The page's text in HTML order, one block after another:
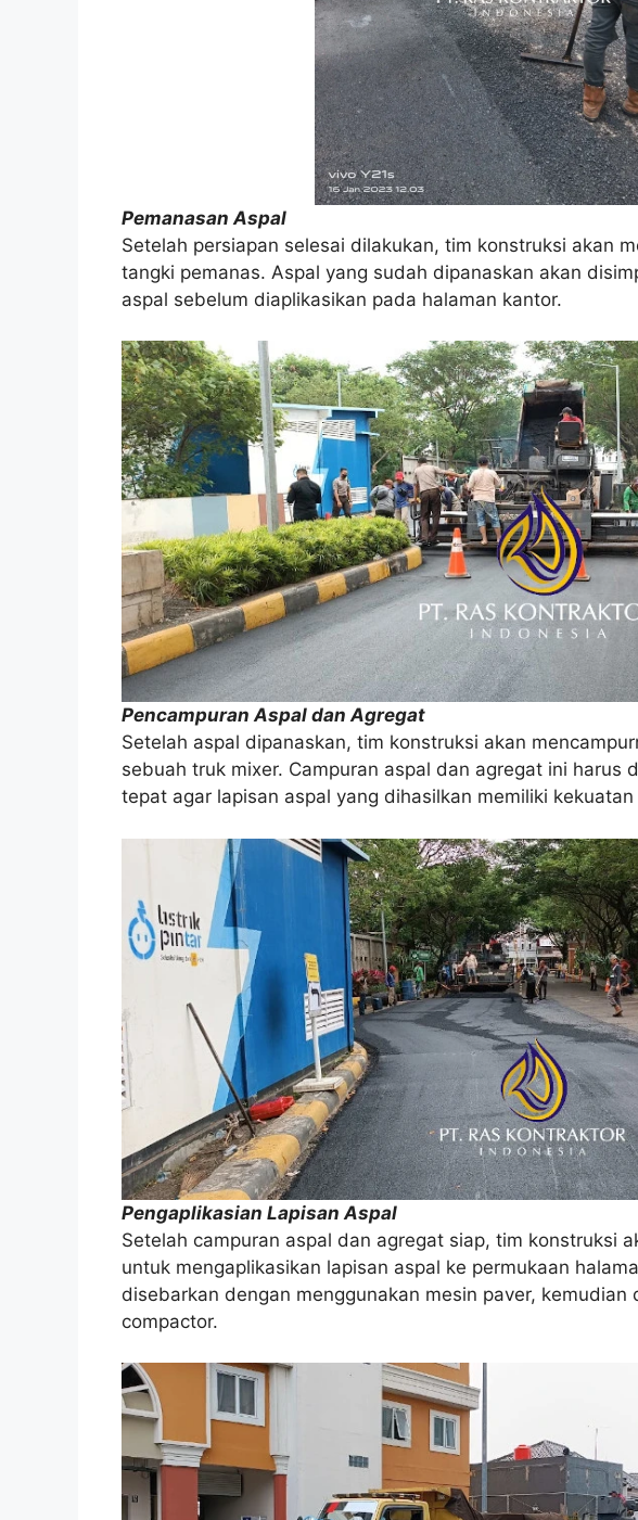
Pemanasan Aspal
Setelah persiapan selesai dilakukan, tim konstruksi akan
tangki pemanas. Aspal yang sudah dipanaskan akan
aspal sebelum diaplikasikan pada halaman kantor.
Pencampuran Aspal dan Agregat
Setelah aspal dipanaskan, tim konstruksi akan
sebuah truk mixer. Campuran aspal dan agregat ini harus
tepat agar lapisan aspal yang dihasilkan memiliki
Pengaplikasian Lapisan Aspal
Setelah campuran aspal dan agregat siap, tim konstruksi
untuk mengaplikasikan lapisan aspal ke permukaan
disebarkan dengan menggunakan mesin paver, kemudian
compactor.